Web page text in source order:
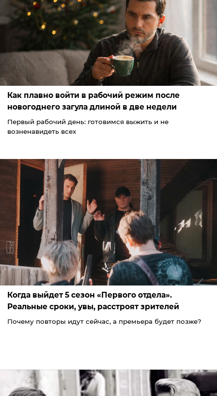
Как плавно войти в рабочий режим после
новогоднего загула длиной в две недели
Первый рабочий день: готовимся выжить и не
возненавидеть всех
Когда выйдет 5 сезон «Первого отдела».
Реальные сроки, увы, расстроят зрителей
Почему повторы идут сейчас, а премьера будет позже?